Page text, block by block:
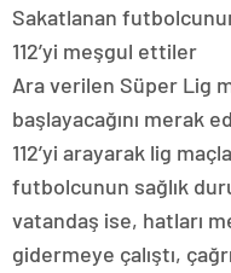
Sakatlanan
112’yi meşgul ettiler
Ara verilen Süper Lig
başlayacağını merak
112’yi arayarak lig
futbolcunun sağlık
vatandaş ise, hatları
gidermeye çalıştı,